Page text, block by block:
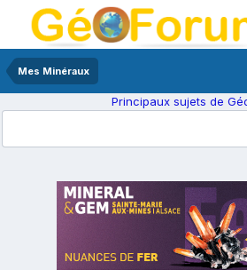
Mes Minéraux
Principaux sujets de